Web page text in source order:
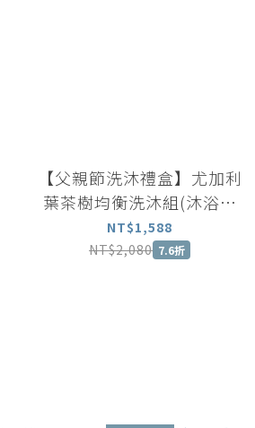
【父親節洗沐禮盒】尤加利
葉茶樹均衡洗沐組(沐浴露
500ml+洗髮露500ml) |中油
性適用
NT$1,588
NT$2,080 7.6折